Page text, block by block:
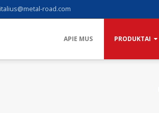
road.com
APIE MUS PRODUKTAI